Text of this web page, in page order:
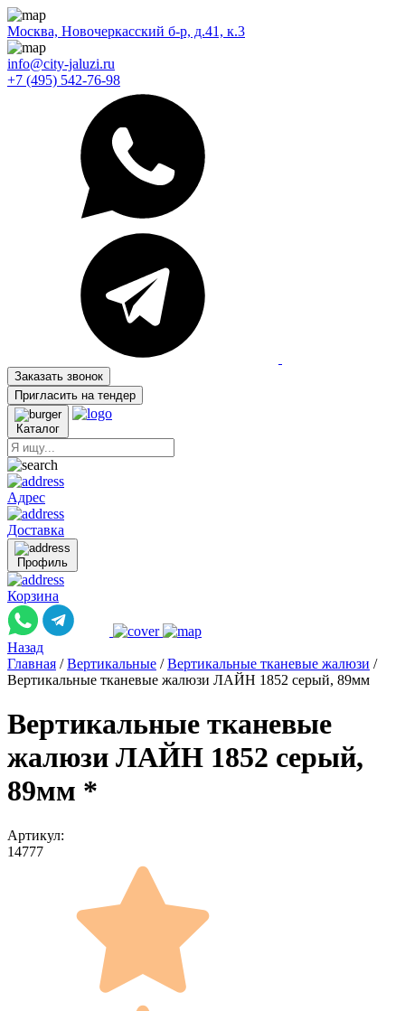
Москва, Новочеркасский б-р, д.41, к.3
info@city-jaluzi.ru
+7 (495) 542-76-98
Заказать звонок
Пригласить на тендер
Каталог
Адрес
Доставка
Профиль
Корзина
Назад
Главная / Вертикальные / Вертикальные тканевые жалюзи /
Вертикальные тканевые жалюзи ЛАЙН 1852 серый, 89мм
Вертикальные тканевые
жалюзи ЛАЙН 1852 серый,
89мм *
Артикул:
14777